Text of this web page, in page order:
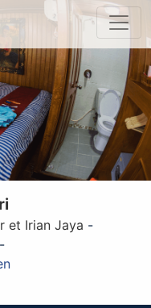
et Irian Jaya -
-